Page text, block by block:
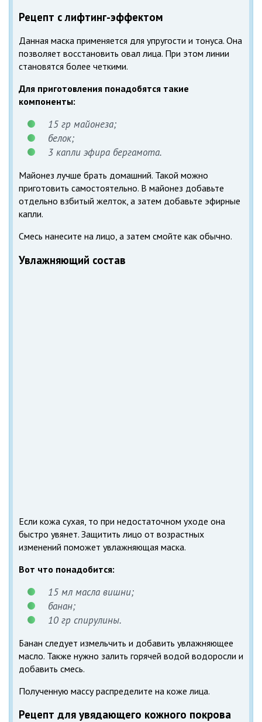
Рецепт с лифтинг-эффектом
Данная маска применяется для упругости и тонуса. Она
позволяет восстановить овал лица. При этом линии
становятся более четкими.
Для приготовления понадобятся такие
компоненты:
15 гр майонеза;
белок;
3 капли эфира бергамота.
Майонез лучше брать домашний. Такой можно
приготовить самостоятельно. В майонез добавьте
отдельно взбитый желток, а затем добавьте эфирные
капли.
Смесь нанесите на лицо, а затем смойте как обычно.
Увлажняющий состав
Если кожа сухая, то при недостаточном уходе она
быстро увянет. Защитить лицо от возрастных
изменений поможет увлажняющая маска.
Вот что понадобится:
15 мл масла вишни;
банан;
10 гр спирулины.
Банан следует измельчить и добавить увлажняющее
масло. Также нужно залить горячей водой водоросли и
добавить смесь.
Полученную массу распределите на коже лица.
Рецепт для увядающего кожного покрова